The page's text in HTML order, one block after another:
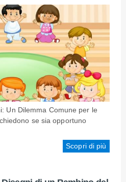
Un Dilemma Comune per le
se sia opportuno
Scopri di più